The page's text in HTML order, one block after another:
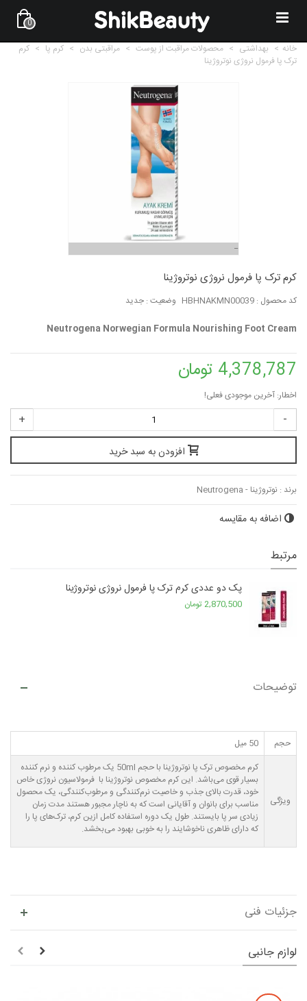
0
خانه > بهداشتی > محصولات مراقبت از پوست > مراقبتی بدن > کرم پا > کرم
ترک پا فرمول نروژی نوتروژینا
کرم ترک پا فرمول نروژی نوتروژینا
کد محصول : HBHNAKMN00039 وضعیت : جدید
Neutrogena Norwegian Formula Nourishing Foot Cream
4,378,787 تومان
اخطار: آخرین موجودی فعلی!
-
+
افزودن به سبد خرید
برند : نوتروژینا - Neutrogena
اضافه به مقایسه
مرتبط
پک دو عددی کرم ترک پا فرمول نروژی نوتروژینا
2,870,500 تومان
توضیحات
حجم 50 میل
ویژگی
کرم مخصوص ترک پا نوتروژینا با حجم 50ml یک مرطوب کننده و نرم کننده
بسیار قوی می‌باشد. این کرم مخصوص نوتروژینا با فرمولاسیون نروژی خاص
خود، قدرت بالای جذب و خاصیت نرم‌کنندگی و مرطوب‌کنندگی، یک محصول
مناسب برای بانوان و آقایانی است که به ناچار مجبور هستند مدت زمان
زیادی سر پا بایستند. طول یک دوره استفاده کامل ازین کرم، ترک‌های پا را
که دارای ظاهری ناخوشایند را به خوبی بهبود می‌بخشد.
جزئیات فنی
لوازم جانبی